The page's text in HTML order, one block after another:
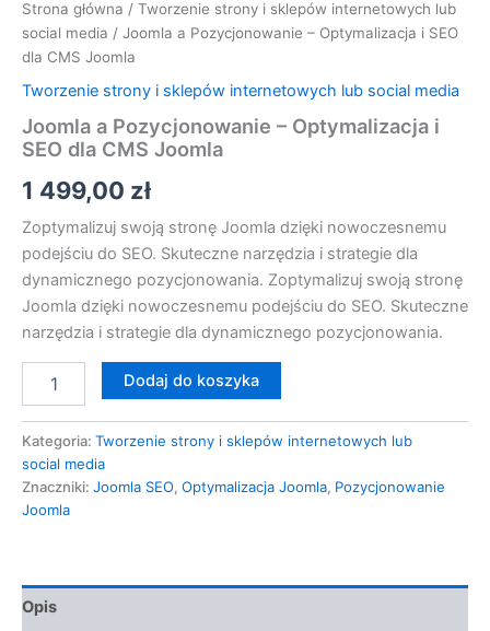
Strona główna / Tworzenie strony i sklepów internetowych lub
social media / Joomla a Pozycjonowanie – Optymalizacja i SEO
dla CMS Joomla
Tworzenie strony i sklepów internetowych lub social media
Joomla a Pozycjonowanie – Optymalizacja i
SEO dla CMS Joomla
1 499,00 zł
Zoptymalizuj swoją stronę Joomla dzięki nowoczesnemu
podejściu do SEO. Skuteczne narzędzia i strategie dla
dynamicznego pozycjonowania. Zoptymalizuj swoją stronę
Joomla dzięki nowoczesnemu podejściu do SEO. Skuteczne
narzędzia i strategie dla dynamicznego pozycjonowania.
Dodaj do koszyka
Kategoria: Tworzenie strony i sklepów internetowych lub
social media
Znaczniki: Joomla SEO, Optymalizacja Joomla, Pozycjonowanie
Joomla
Opis